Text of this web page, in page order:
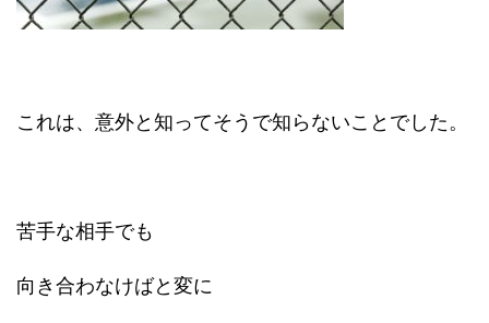
これは、意外と知ってそうで知らないことでした。
苦手な相手でも
向き合わなけばと変に